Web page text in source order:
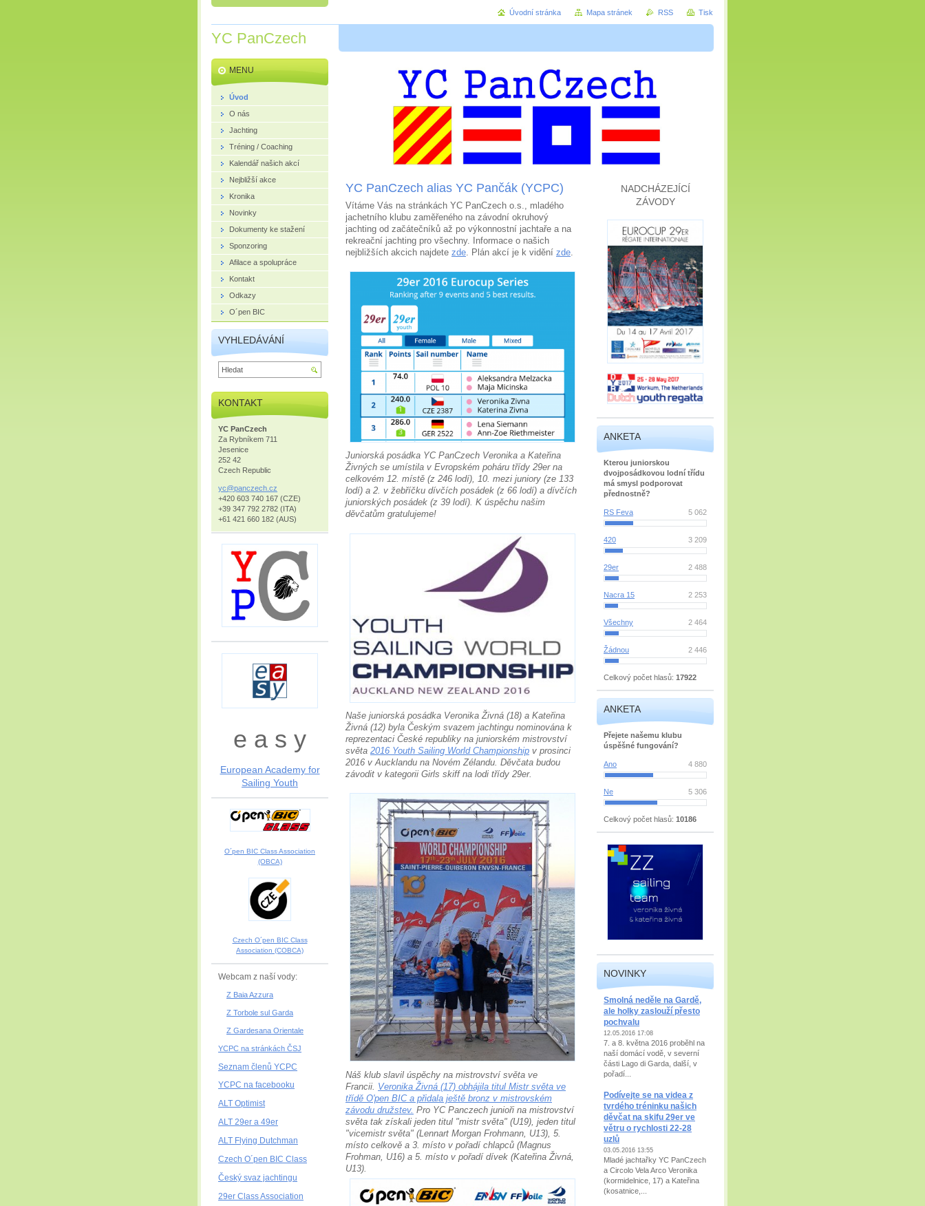
YC PanCzech
YC PanCzech alias YC Pančák (YCPC)
Vítáme Vás na stránkách YC PanCzech o.s., mladého
jachetního klubu zaměřeného na závodní okruhový
jachting od začátečníků až po výkonnostní jachtaře a na
rekreační jachting pro všechny. Informace o našich
nejbližších akcich najdete zde . Plán akcí je k vidění zde
Juniorská posádka YC PanCzech Veronika a Kateřina
Živných se umístila v Evropském poháru třídy 29er na
celkovém 12. místě (z 246 lodí), 10. mezi juniory (ze 133
lodí) a 2. v žebříčku dívčích posádek (z 66 lodí) a dívčích
juniorských posádek (z 39 lodí). K úspěchu našim
děvčatům gratulujeme!
Naše juniorská posádka Veronika Živná (18) a Kateřina
Živná (12) byla Českým svazem jachtingu nominována k
reprezentaci České republiky na juniorském mistrovství
světa 2016 Youth Sailing World Championship v prosinci
2016 v Aucklandu na Novém Zélandu. Děvčata budou
závodit v kategorii Girls skiff na lodi třídy 29er.
Náš klub slavil úspěchy na mistrovství světa ve
Francii. Veronika Živná (17) obhájila titul Mistr světa ve
třídě O'pen BIC a přidala ještě bronz v mistrovském
závodu družstev. Pro YC Panczech junioři na mistrovství
světa tak získali jeden titul "mistr světa" (U19), jeden titul
"vicemistr světa" (Lennart Morgan Frohmann, U13), 5.
místo celkově a 3. místo v pořadí chlapců (Magnus
Frohman, U16) a 5. místo v pořadí dívek (Kateřina Živná,
U13).
NADCHÁZEJÍCÍ
ZÁVODY
ANKETA
Kterou juniorskou
dvojposádkovou lodní třídu
má smysl podporovat
přednostně?
RS Feva 5 062
420 3 209
29er 2 488
Nacra 15 2 253
Všechny 2 464
Žádnou 2 446
Celkový počet hlasů: 17922
ANKETA
Přejete našemu klubu
úspěšné fungování?
Ano 4 880
Ne 5 306
Celkový počet hlasů: 10186
NOVINKY
Smolná neděle na Gardě,
ale holky zaslouží přesto
pochvalu
12.05.2016 17:08
7. a 8. května 2016 proběhl na
naší domácí vodě, v severní
části Lago di Garda, další, v
pořadí...
Podívejte se na videa z
tvrdého tréninku našich
děvčat na skifu 29er ve
větru o rychlosti 22-28
uzlů
03.05.2016 13:55
Mladé jachtařky YC PanCzech
a Circolo Vela Arco Veronika
(kormidelnice, 17) a Kateřina
(kosatnice,...
MENU
Úvod
O nás
Jachting
Tréning / Coaching
Kalendář našich akcí
Nejbližší akce
Kronika
Novinky
Dokumenty ke stažení
Sponzoring
Afilace a spolupráce
Kontakt
Odkazy
O´pen BIC
VYHLEDÁVÁNÍ
KONTAKT
YC PanCzech
Za Rybníkem 711
Jesenice
252 42
Czech Republic
yc@panczech.cz
+420 603 740 167 (CZE)
+39 347 792 2782 (ITA)
+61 421 660 182 (AUS)
e a s y
European Academy for
Sailing Youth
O´pen BIC Class Association
(OBCA)
Czech O´pen BIC Class
Association (COBCA)
Webcam z naší vody:
Z Baia Azzura
Z Torbole sul Garda
Z Gardesana Orientale
YCPC na stránkách ČSJ
Seznam členů YCPC
YCPC na facebooku
ALT Optimist
ALT 29er a 49er
ALT Flying Dutchman
Czech O´pen BIC Class
Český svaz jachtingu
29er Class Association
Úvodní stránka Mapa stránek RSS Tisk